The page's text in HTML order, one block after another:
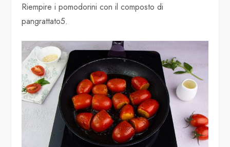
Riempire i pomodorini con il composto di
pangrattato5.